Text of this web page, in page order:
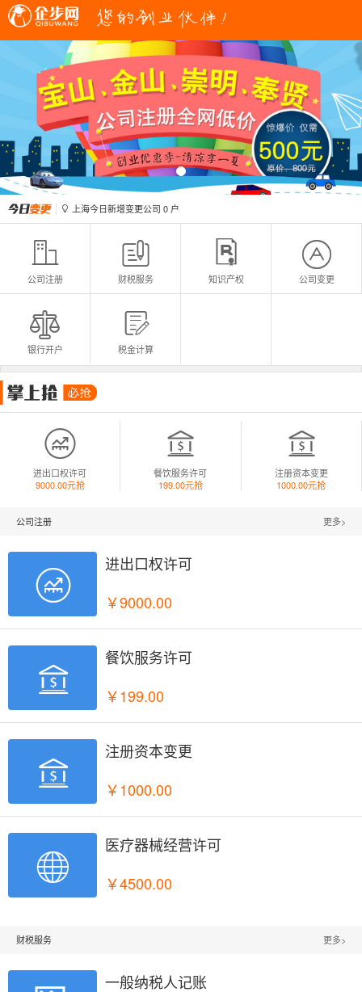
上海今日新增变更公司
 上海今日新增注册公司0
 上海今日新增变更公司 0 户
上海今日新增注册公司0户

公司注册

财税服务

知识产权

公司变更

银行开户

税金计算

进出口权许可
9000.00元抢

餐饮服务许可
199.00元抢

注册资本变更
1000.00元抢
公司注册 更多>

进出口权许可
￥9000.00

餐饮服务许可
￥199.00

注册资本变更
￥1000.00

医疗器械经营许可
￥4500.00
财税服务 更多>
一般纳税人记账